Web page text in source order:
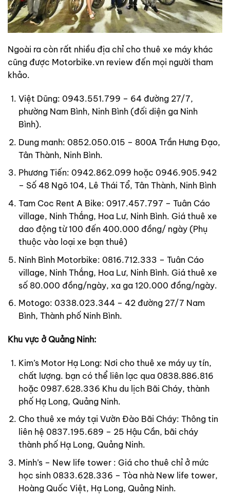
Ngoài ra còn rất nhiều địa chỉ cho thuê xe máy khác
cũng được Motorbike.vn review đến mọi người tham
khảo.
Việt Dũng: 0943.551.799 – 64 đường 27/7,
phường Nam Bình, Ninh Bình (đối diện ga Ninh
Bình).
Dung manh: 0852.050.015 – 800A Trần Hưng Đạo,
Tân Thành, Ninh Bình.
Phương Tiến: 0942.862.099 hoặc 0946.905.942
– Số 48 Ngõ 104, Lê Thái Tổ, Tân Thành, Ninh Bình
Tam Coc Rent A Bike: 0917.457.797 – Tuân Cáo
village, Ninh Thắng, Hoa Lư, Ninh Bình. Giá thuê xe
dao động từ 100 đến 400.000 đồng/ ngày (Phụ
thuộc vào loại xe bạn thuê)
Ninh Bình Motorbike: 0816.712.333 – Tuân Cáo
village, Ninh Thắng, Hoa Lư, Ninh Bình. Giá thuê xe
số 80.000 đồng/ngày, xa ga 120.000 đồng/ngày.
Motogo: 0338.023.344 – 42 đường 27/7 Nam
Bình, Thành phố Ninh Bình.
Khu vực ở Quảng Ninh:
Kim’s Motor Hạ Long: Nơi cho thuê xe máy uy tín,
chất lượng. bạn có thể liên lạc qua 0838.886.816
hoặc 0987.628.336 Khu du lịch Bãi Cháy, thành
phố Hạ Long, Quảng Ninh.
Cho thuê xe máy tại Vườn Đào Bãi Cháy: Thông tin
liên hệ 0837.195.689 – 25 Hậu Cần, bãi cháy
thành phố Hạ Long, Quảng Ninh.
Minh’s – New life tower : Giá cho thuê chỉ ở mức
học sinh 0833.628.336 – Tòa nhà New life tower,
Hoàng Quốc Việt, Hạ Long, Quảng Ninh.